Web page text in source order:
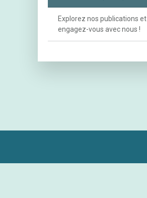
Explorez nos publications et
engagez-vous avec nous !